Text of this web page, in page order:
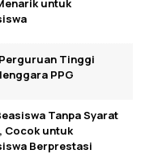
untuk
Tinggi
PPG
Tanpa Syarat
Cocok untuk
Berprestasi